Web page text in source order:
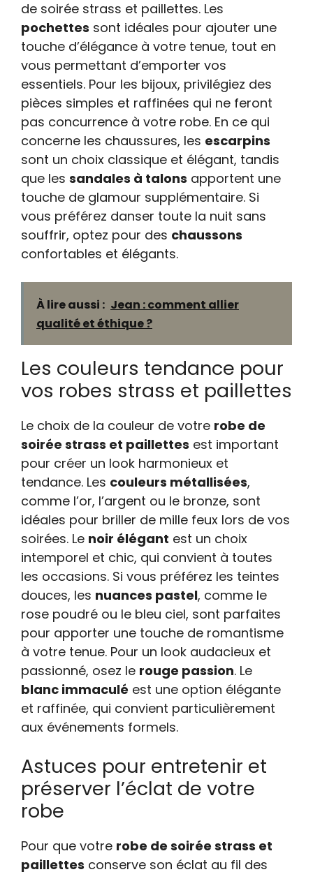
de soirée strass et paillettes. Les
pochettes sont idéales pour ajouter une
touche d’élégance à votre tenue, tout en
vous permettant d’emporter vos
essentiels. Pour les bijoux, privilégiez des
pièces simples et raffinées qui ne feront
pas concurrence à votre robe. En ce qui
concerne les chaussures, les escarpins
sont un choix classique et élégant, tandis
que les sandales à talons apportent une
touche de glamour supplémentaire. Si
vous préférez danser toute la nuit sans
souffrir, optez pour des chaussons
confortables et élégants.
À lire aussi : Jean : comment allier
qualité et éthique ?
Les couleurs tendance pour
vos robes strass et paillettes
Le choix de la couleur de votre robe de
soirée strass et paillettes est important
pour créer un look harmonieux et
tendance. Les couleurs métallisées,
comme l’or, l’argent ou le bronze, sont
idéales pour briller de mille feux lors de vos
soirées. Le noir élégant est un choix
intemporel et chic, qui convient à toutes
les occasions. Si vous préférez les teintes
douces, les nuances pastel, comme le
rose poudré ou le bleu ciel, sont parfaites
pour apporter une touche de romantisme
à votre tenue. Pour un look audacieux et
passionné, osez le rouge passion. Le
blanc immaculé est une option élégante
et raffinée, qui convient particulièrement
aux événements formels.
Astuces pour entretenir et
préserver l’éclat de votre
robe
Pour que votre robe de soirée strass et
paillettes conserve son éclat au fil des